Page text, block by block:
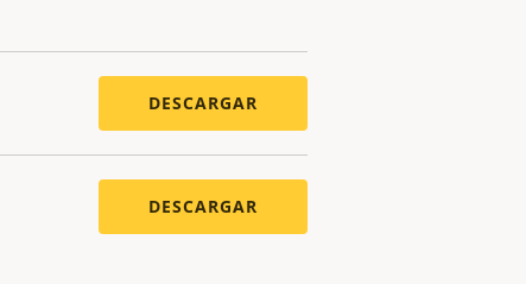
DESCARGAR
DESCARGAR